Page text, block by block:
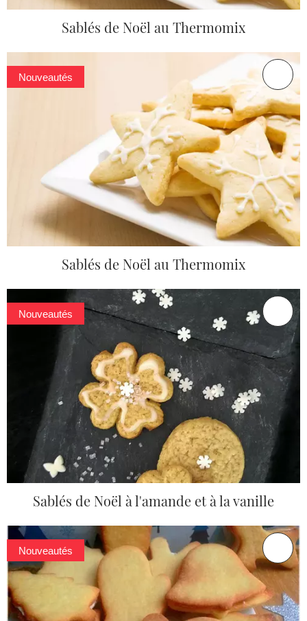
Sablés de Noël au Thermomix
Nouveautés
Sablés de Noël au Thermomix
Nouveautés
Sablés de Noël à l'amande et à la vanille
Nouveautés